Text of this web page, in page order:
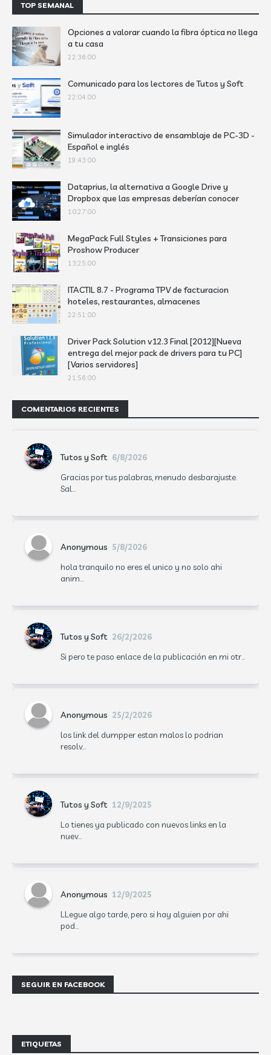
TOP SEMANAL
Opciones a valorar cuando la fibra óptica no llega
a tu casa
22:36:00
Comunicado para los lectores de Tutos y Soft
22:04:00
Simulador interactivo de ensamblaje de PC-3D -
Español e inglés
19:43:00
Dataprius, la alternativa a Google Drive y
Dropbox que las empresas deberían conocer
10:27:00
MegaPack Full Styles + Transiciones para
Proshow Producer
13:25:00
ITACTIL 8.7 - Programa TPV de facturacion
hoteles, restaurantes, almacenes
22:51:00
Driver Pack Solution v12.3 Final [2012][Nueva
entrega del mejor pack de drivers para tu PC]
[Varios servidores]
21:56:00
COMENTARIOS RECIENTES
Tutos y Soft 6/8/2026
Gracias por tus palabras, menudo desbarajuste.
Sal...
Anonymous 5/8/2026
hola tranquilo no eres el unico y no solo ahi
anim...
Tutos y Soft 26/2/2026
Si pero te paso enlace de la publicación en mi otr...
Anonymous 25/2/2026
los link del dumpper estan malos lo podrian
resolv...
Tutos y Soft 12/9/2025
Lo tienes ya publicado con nuevos links en la
nuev...
Anonymous 12/9/2025
LLegue algo tarde, pero si hay alguien por ahi
pod...
SEGUIR EN FACEBOOK
ETIQUETAS